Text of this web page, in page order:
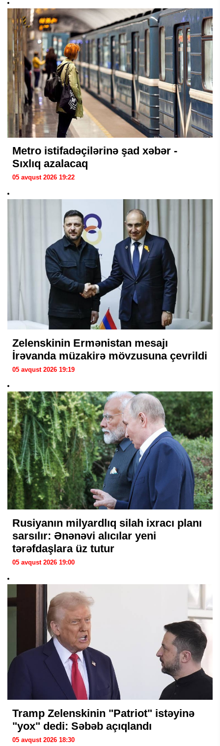
Metro istifadəçilərinə şad xəbər -
Sıxlıq azalacaq
05 avqust 2026 19:22
Zelenskinin Ermənistan mesajı
İrəvanda müzakirə mövzusuna çevrildi
05 avqust 2026 19:19
Rusiyanın milyardlıq silah ixracı planı
sarsılır: Ənənəvi alıcılar yeni
tərəfdaşlara üz tutur
05 avqust 2026 19:00
Tramp Zelenskinin "Patriot" istəyinə
"yox" dedi: Səbəb açıqlandı
05 avqust 2026 18:30